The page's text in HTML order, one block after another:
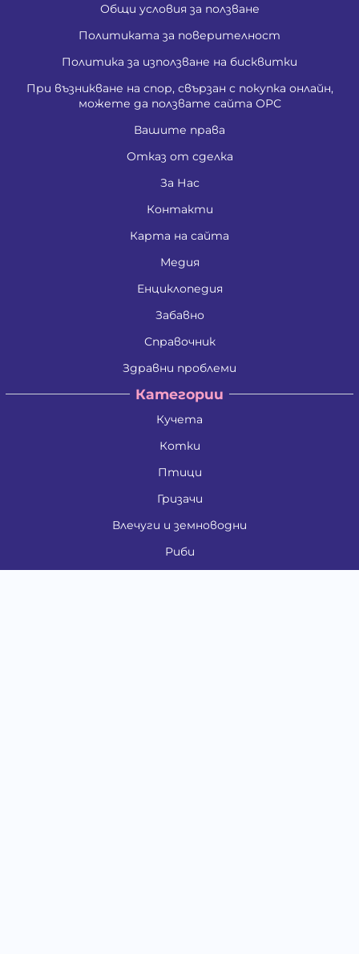
Общи условия за ползване
Политиката за поверителност
Политика за използване на бисквитки
При възникване на спор, свързан с покупка онлайн,
можете да ползвате сайта ОРС
Вашите права
Отказ от сделка
За Нас
Контакти
Карта на сайта
Медия
Енциклопедия
Забавно
Справочник
Здравни проблеми
Категории
Кучета
Котки
Птици
Гризачи
Влечуги и земноводни
Риби